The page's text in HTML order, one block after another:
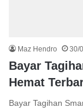
Maz Hendro 30/
Bayar
Hemat
Bayar Tagihan